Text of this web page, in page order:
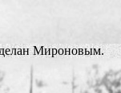
Мироновым.